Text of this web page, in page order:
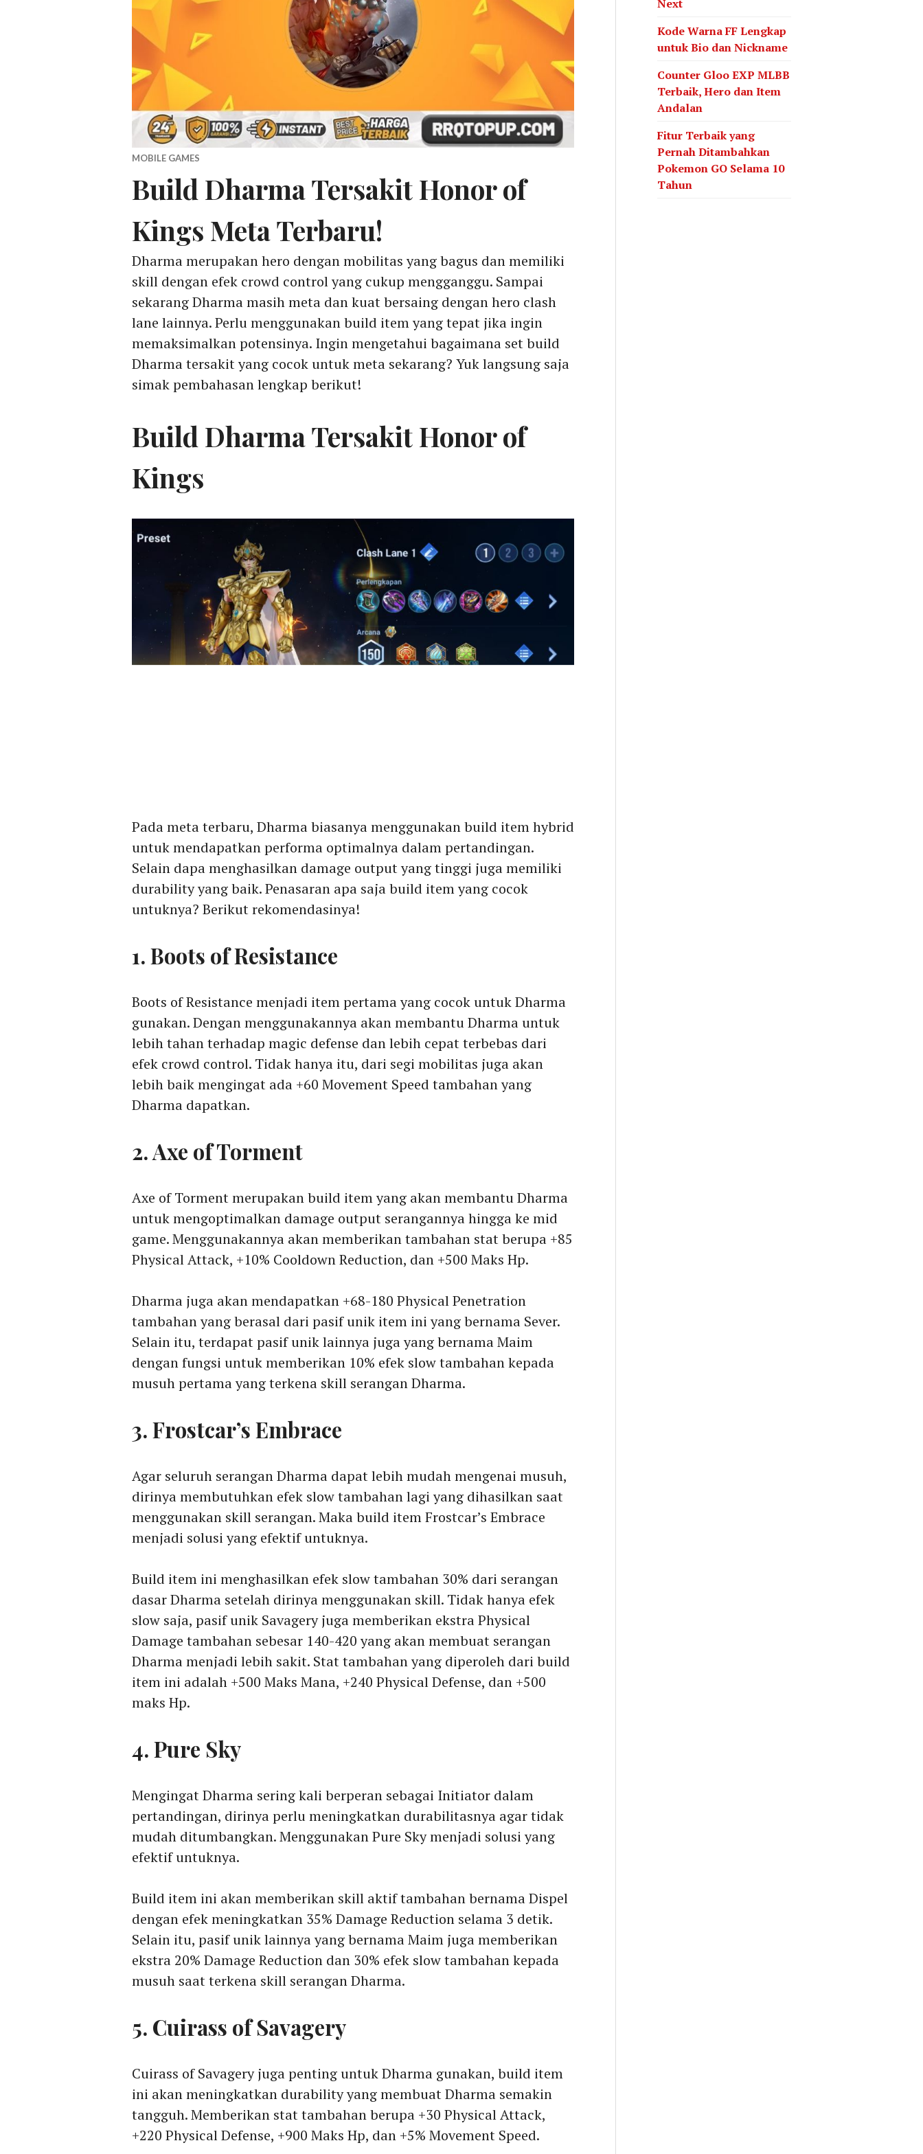
MOBILE GAMES
Build Dharma Tersakit Honor of
Kings Meta Terbaru!
Dharma merupakan hero dengan mobilitas yang bagus dan memiliki
skill dengan efek crowd control yang cukup mengganggu. Sampai
sekarang Dharma masih meta dan kuat bersaing dengan hero clash
lane lainnya. Perlu menggunakan build item yang tepat jika ingin
memaksimalkan potensinya. Ingin mengetahui bagaimana set build
Dharma tersakit yang cocok untuk meta sekarang? Yuk langsung saja
simak pembahasan lengkap berikut!
Build Dharma Tersakit Honor of
Kings
Pada meta terbaru, Dharma biasanya menggunakan build item hybrid
untuk mendapatkan performa optimalnya dalam pertandingan.
Selain dapa menghasilkan damage output yang tinggi juga memiliki
durability yang baik. Penasaran apa saja build item yang cocok
untuknya? Berikut rekomendasinya!
1. Boots of Resistance
Boots of Resistance menjadi item pertama yang cocok untuk Dharma
gunakan. Dengan menggunakannya akan membantu Dharma untuk
lebih tahan terhadap magic defense dan lebih cepat terbebas dari
efek crowd control. Tidak hanya itu, dari segi mobilitas juga akan
lebih baik mengingat ada +60 Movement Speed tambahan yang
Dharma dapatkan.
2. Axe of Torment
Axe of Torment merupakan build item yang akan membantu Dharma
untuk mengoptimalkan damage output serangannya hingga ke mid
game. Menggunakannya akan memberikan tambahan stat berupa +85
Physical Attack, +10% Cooldown Reduction, dan +500 Maks Hp.
Dharma juga akan mendapatkan +68-180 Physical Penetration
tambahan yang berasal dari pasif unik item ini yang bernama Sever.
Selain itu, terdapat pasif unik lainnya juga yang bernama Maim
dengan fungsi untuk memberikan 10% efek slow tambahan kepada
musuh pertama yang terkena skill serangan Dharma.
3. Frostcar’s Embrace
Agar seluruh serangan Dharma dapat lebih mudah mengenai musuh,
dirinya membutuhkan efek slow tambahan lagi yang dihasilkan saat
menggunakan skill serangan. Maka build item Frostcar’s Embrace
menjadi solusi yang efektif untuknya.
Build item ini menghasilkan efek slow tambahan 30% dari serangan
dasar Dharma setelah dirinya menggunakan skill. Tidak hanya efek
slow saja, pasif unik Savagery juga memberikan ekstra Physical
Damage tambahan sebesar 140-420 yang akan membuat serangan
Dharma menjadi lebih sakit. Stat tambahan yang diperoleh dari build
item ini adalah +500 Maks Mana, +240 Physical Defense, dan +500
maks Hp.
4. Pure Sky
Mengingat Dharma sering kali berperan sebagai Initiator dalam
pertandingan, dirinya perlu meningkatkan durabilitasnya agar tidak
mudah ditumbangkan. Menggunakan Pure Sky menjadi solusi yang
efektif untuknya.
Build item ini akan memberikan skill aktif tambahan bernama Dispel
dengan efek meningkatkan 35% Damage Reduction selama 3 detik.
Selain itu, pasif unik lainnya yang bernama Maim juga memberikan
ekstra 20% Damage Reduction dan 30% efek slow tambahan kepada
musuh saat terkena skill serangan Dharma.
5. Cuirass of Savagery
Cuirass of Savagery juga penting untuk Dharma gunakan, build item
ini akan meningkatkan durability yang membuat Dharma semakin
tangguh. Memberikan stat tambahan berupa +30 Physical Attack,
+220 Physical Defense, +900 Maks Hp, dan +5% Movement Speed.
Next
Kode Warna FF Lengkap
untuk Bio dan Nickname
Counter Gloo EXP MLBB
Terbaik, Hero dan Item
Andalan
Fitur Terbaik yang
Pernah Ditambahkan
Pokemon GO Selama 10
Tahun